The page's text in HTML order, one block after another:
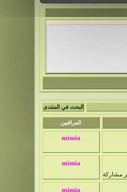
البحث في المنتدى
المراقبين